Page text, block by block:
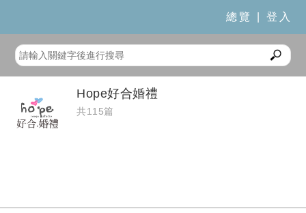
總覽 登入
Hope好合婚禮
共115篇